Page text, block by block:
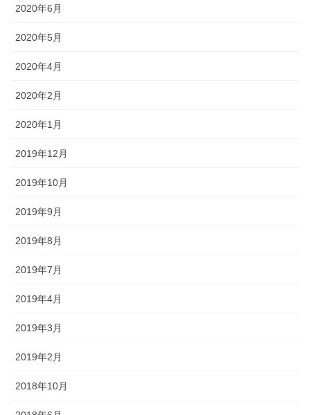
2020年6月
2020年5月
2020年4月
2020年2月
2020年1月
2019年12月
2019年10月
2019年9月
2019年8月
2019年7月
2019年4月
2019年3月
2019年2月
2018年10月